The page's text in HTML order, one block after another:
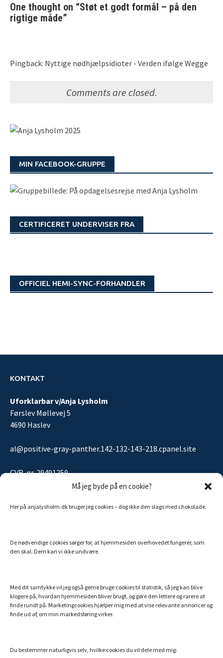
Må jeg byde på en cookie?
Her på anjalysholm.dk bruger jeg cookies – dog ikke den slags med chokolade.
De nødvendige cookies sørger for, at hjemmesiden overhovedet fungerer, som
den skal. Dem kan vi ikke undvære.
Med dit samtykke vil jeg også gerne bruge cookies til statistik, så jeg kan blive
klogere på, hvordan hjemmesiden bliver brugt, og gøre den lettere og rarere at
finde rundt på. Marketingcookies hjælper mig med at vise relevante annoncer og
finde ud af, om min markedsføring virker.
Du bestemmer naturligvis selv, hvilke cookies du vil dele med mig:
One thought on “Støt et godt formål – på den
rigtige måde”
Pingback: Nyttige nødhjælpsidioter - Verden ifølge Wegge
Comments are closed.
MIN FACEBOOK-GRUPPE
CERTIFICERET UNDERVISER FRA
OFFICIEL HEMI-SYNC-FORHANDLER
KONTAKT
Uforklarbar v/Anja Lysholm
Førslev Møllevej 5
4690 Haslev
al@positive-gray-panther.142-132-143-218.cpanel.site
CVR-nr. 29491259
MINE ANDRE SIDER
Efterlivet.dk
Essentielle olier fra doTERRA
Hemi-Sync – din danske guide
Verdens bedste collagenpulver med NMN og resveratrol